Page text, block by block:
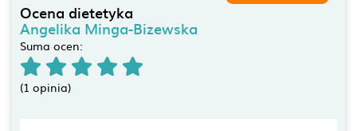
Ocena dietetyka
Angelika Minga-Bizewska
Suma ocen:
(1 opinia)